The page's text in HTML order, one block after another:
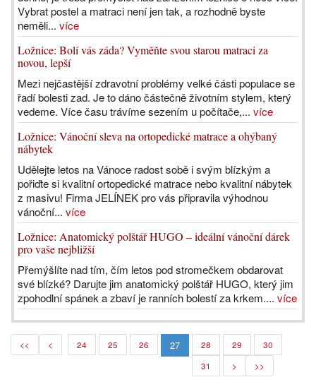
Vybrat postel a matraci není jen tak, a rozhodně byste
neměli... více
Ložnice: Bolí vás záda? Vyměňte svou starou matraci za
novou, lepší
Mezi nejčastější zdravotní problémy velké části populace se
řadí bolesti zad. Je to dáno částečně životním stylem, který
vedeme. Více času trávíme sezením u počítače,... více
Ložnice: Vánoční sleva na ortopedické matrace a ohýbaný
nábytek
Udělejte letos na Vánoce radost sobě i svým blízkým a
pořiďte si kvalitní ortopedické matrace nebo kvalitní nábytek
z masivu! Firma JELÍNEK pro vás připravila výhodnou
vánoční... více
Ložnice: Anatomický polštář HUGO – ideální vánoční dárek
pro vaše nejbližší
Přemýšlíte nad tím, čím letos pod stromečkem obdarovat
své blízké? Darujte jim anatomický polštář HUGO, který jim
zpohodlní spánek a zbaví je ranních bolestí za krkem.... více
<< < 24 25 26 27 28 29
30
31
> >>